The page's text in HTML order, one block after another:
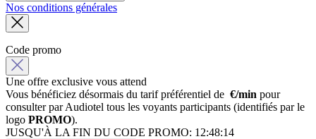
Nos conditions générales
Code promo
Une offre exclusive vous attend
Vous bénéficiez désormais du tarif préférentiel de €/min pour
consulter par Audiotel tous les voyants participants (identifiés par le
logo PROMO).
JUSQU'À LA FIN DU CODE PROMO: 12:48:14